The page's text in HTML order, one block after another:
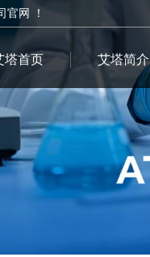
官网 ！
塔首页 艾塔简介